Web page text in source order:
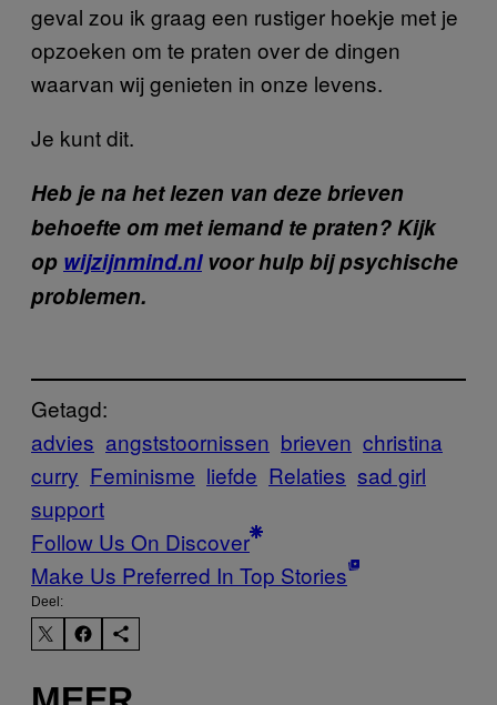
geval zou ik graag een rustiger hoekje met je
opzoeken om te praten over de dingen
waarvan wij genieten in onze levens.
Je kunt dit.
Heb je na het lezen van deze brieven
behoefte om met iemand te praten? Kijk
op wijzijnmind.nlvoor hulp bij psychische
problemen.
Getagd:
advies angststoornissen brieven christina
curry Feminisme liefde Relaties sad girl
support
Follow Us On Discover
Make Us Preferred In Top Stories
Deel: